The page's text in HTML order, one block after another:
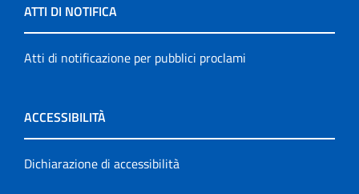
ATTI DI NOTIFICA
Atti di notificazione per pubblici proclami
ACCESSIBILITÀ
Dichiarazione di accessibilità